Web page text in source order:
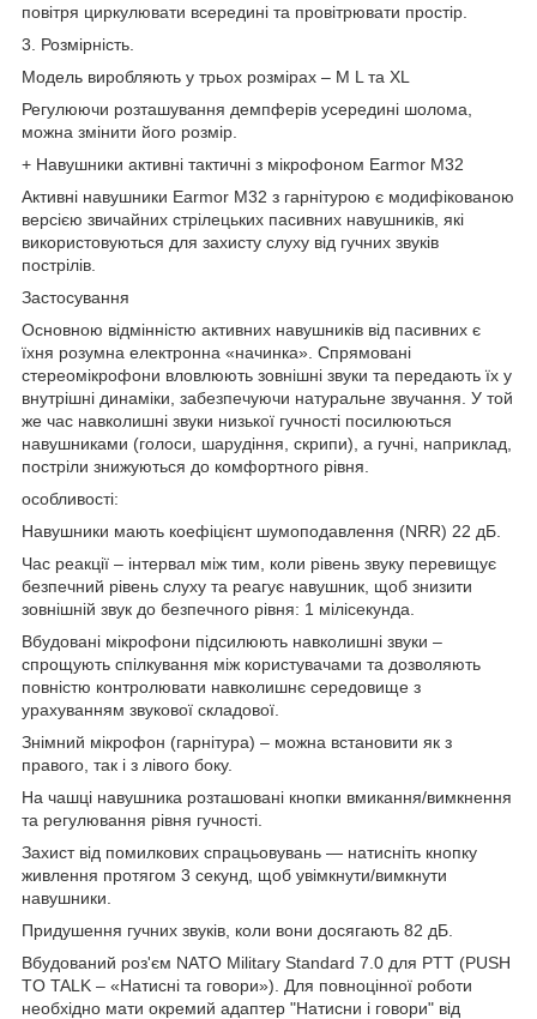
повітря циркулювати всередині та провітрювати простір.
3. Розмірність.
Модель виробляють у трьох розмірах – M L та XL
Регулюючи розташування демпферів усередині шолома,
можна змінити його розмір.
+ Навушники активні тактичні з мікрофоном Earmor M32
Активні навушники Earmor M32 з гарнітурою є модифікованою
версією звичайних стрілецьких пасивних навушників, які
використовуються для захисту слуху від гучних звуків
пострілів.
Застосування
Основною відмінністю активних навушників від пасивних є
їхня розумна електронна «начинка». Спрямовані
стереомікрофони вловлюють зовнішні звуки та передають їх у
внутрішні динаміки, забезпечуючи натуральне звучання. У той
же час навколишні звуки низької гучності посилюються
навушниками (голоси, шарудіння, скрипи), а гучні, наприклад,
постріли знижуються до комфортного рівня.
особливості:
Навушники мають коефіцієнт шумоподавлення (NRR) 22 дБ.
Час реакції – інтервал між тим, коли рівень звуку перевищує
безпечний рівень слуху та реагує навушник, щоб знизити
зовнішній звук до безпечного рівня: 1 мілісекунда.
Вбудовані мікрофони підсилюють навколишні звуки –
спрощують спілкування між користувачами та дозволяють
повністю контролювати навколишнє середовище з
урахуванням звукової складової.
Знімний мікрофон (гарнітура) – можна встановити як з
правого, так і з лівого боку.
На чашці навушника розташовані кнопки вмикання/вимкнення
та регулювання рівня гучності.
Захист від помилкових спрацьовувань — натисніть кнопку
живлення протягом 3 секунд, щоб увімкнути/вимкнути
навушники.
Придушення гучних звуків, коли вони досягають 82 дБ.
Вбудований роз'єм NATO Military Standard 7.0 для PTT (PUSH
TO TALK – «Натисні та говори»). Для повноцінної роботи
необхідно мати окремий адаптер "Натисни і говори" від